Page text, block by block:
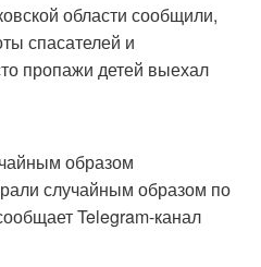
области сообщили,
спасателей и
пропажи детей выехал
образом
случайным образом по
Telegram-канал